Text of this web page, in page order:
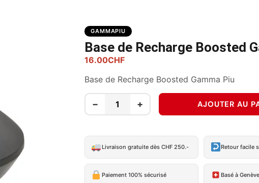
GAMMAPIU
Base de Recharge Boosted
16.00CHF
Base de Recharge Boosted Gamma Piu
− + AJOUTER AU
Livraison gratuite dès CHF 250.- Retour facile
Paiement 100% sécurisé Basé à